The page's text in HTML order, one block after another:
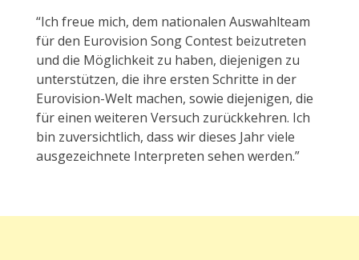
“Ich freue mich, dem nationalen Auswahlteam
für den Eurovision Song Contest beizutreten
und die Möglichkeit zu haben, diejenigen zu
unterstützen, die ihre ersten Schritte in der
Eurovision-Welt machen, sowie diejenigen, die
für einen weiteren Versuch zurückkehren. Ich
bin zuversichtlich, dass wir dieses Jahr viele
ausgezeichnete Interpreten sehen werden.”